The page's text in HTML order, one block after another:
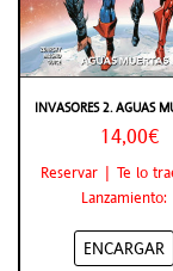
INVASORES 2. AGUAS
14,00€
Reservar | Te lo
Lanzamiento:
ENCARGAR